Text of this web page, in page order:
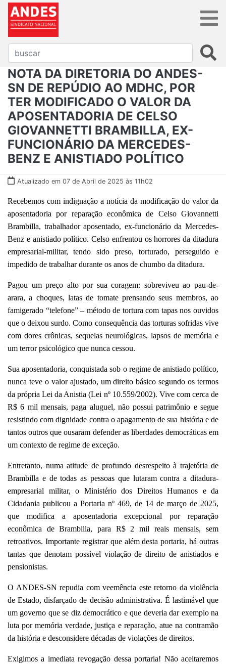
NOTA DA DIRETORIA DO ANDES-
SN DE REPÚDIO AO MDHC, POR
TER MODIFICADO O VALOR DA
APOSENTADORIA DE CELSO
GIOVANNETTI BRAMBILLA, EX-
FUNCIONÁRIO DA MERCEDES-
BENZ E ANISTIADO POLÍTICO
Atualizado em 07 de Abril de 2025 às 11h02
Recebemos com indignação a notícia da modificação do valor da
aposentadoria por reparação econômica de Celso Giovannetti
Brambilla, trabalhador aposentado, ex-funcionário da Mercedes-
Benz e anistiado político. Celso enfrentou os horrores da ditadura
empresarial-militar, tendo sido preso, torturado, perseguido e
impedido de trabalhar durante os anos de chumbo da ditadura.
Pagou um preço alto por sua coragem: sobreviveu ao pau-de-
arara, a choques, latas de tomate prensando seus membros, ao
famigerado “telefone” – método de tortura com tapas nos ouvidos
que o deixou surdo. Como consequência das torturas sofridas vive
com dores crônicas, sequelas neurológicas, lapsos de memória e
um terror psicológico que nunca cessou.
Sua aposentadoria, conquistada sob o regime de anistiado político,
nunca teve o valor ajustado, um direito básico segundo os termos
da própria Lei da Anistia (Lei nº 10.559/2002). Vive com cerca de
R$ 6 mil mensais, paga aluguel, não possui patrimônio e segue
resistindo com dignidade contra o apagamento de sua história e de
tantos outros que ousaram defender as liberdades democráticas em
um contexto de regime de exceção.
Entretanto, numa atitude de profundo desrespeito à trajetória de
Brambilla e de todas as pessoas que lutaram contra a ditadura-
empresarial militar, o Ministério dos Direitos Humanos e da
Cidadania publicou a Portaria nº 469, de 14 de março de 2025,
que modifica a aposentadoria excepcional por reparação
econômica de Brambilla, para R$ 2 mil reais mensais, sem
retroativos. Importante registrar que além desta portaria, há outras
tantas que denotam possível violação de direito de anistiados e
pensionistas.
O ANDES-SN repudia com veemência este retorno da violência
de Estado, disfarçado de decisão administrativa. É lastimável que
um governo que se diz democrático e que deveria dar exemplo na
luta por memória verdade, justiça e reparação, atue na contramão
da história e desconsidere décadas de violações de direitos.
Exigimos a imediata revogação dessa portaria! Não aceitaremos